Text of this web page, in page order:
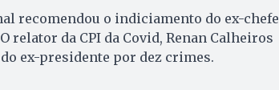
recomendou o indiciamento do ex-chefe
relator da CPI da Covid, Renan Calheiros
ex-presidente por dez crimes.